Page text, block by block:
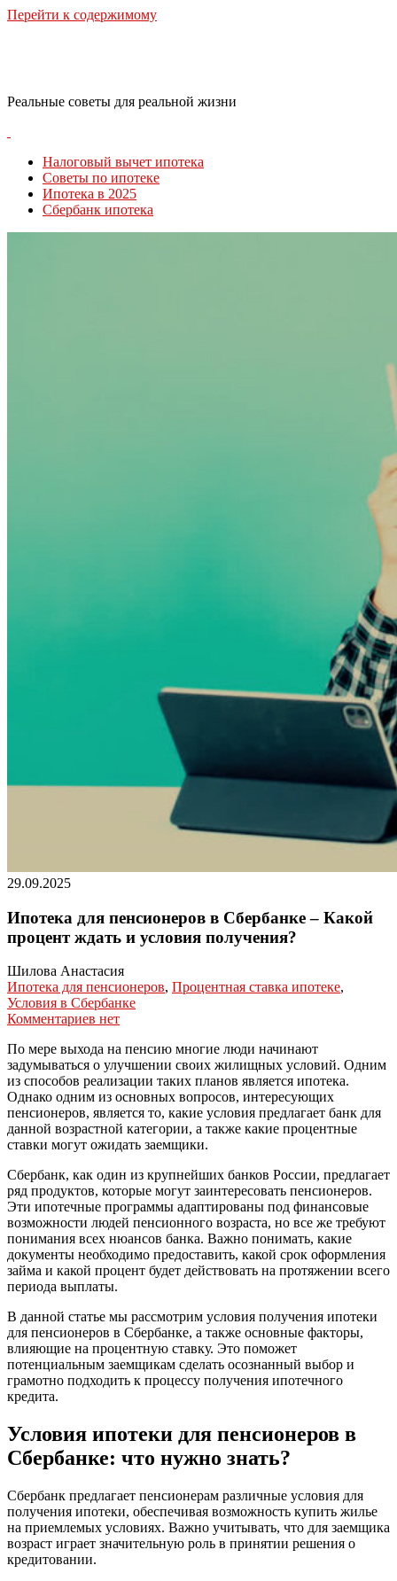
Перейти к содержимому
Реальные советы для реальной жизни
Налоговый вычет ипотека
Советы по ипотеке
Ипотека в 2025
Сбербанк ипотека
29.09.2025
Ипотека для пенсионеров в Сбербанке – Какой
процент ждать и условия получения?
Шилова Анастасия
Ипотека для пенсионеров, Процентная ставка ипотеке,
Условия в Сбербанке
Комментариев нет
По мере выхода на пенсию многие люди начинают
задумываться о улучшении своих жилищных условий. Одним
из способов реализации таких планов является ипотека.
Однако одним из основных вопросов, интересующих
пенсионеров, является то, какие условия предлагает банк для
данной возрастной категории, а также какие процентные
ставки могут ожидать заемщики.
Сбербанк, как один из крупнейших банков России, предлагает
ряд продуктов, которые могут заинтересовать пенсионеров.
Эти ипотечные программы адаптированы под финансовые
возможности людей пенсионного возраста, но все же требуют
понимания всех нюансов банка. Важно понимать, какие
документы необходимо предоставить, какой срок оформления
займа и какой процент будет действовать на протяжении всего
периода выплаты.
В данной статье мы рассмотрим условия получения ипотеки
для пенсионеров в Сбербанке, а также основные факторы,
влияющие на процентную ставку. Это поможет
потенциальным заемщикам сделать осознанный выбор и
грамотно подходить к процессу получения ипотечного
кредита.
Условия ипотеки для пенсионеров в
Сбербанке: что нужно знать?
Сбербанк предлагает пенсионерам различные условия для
получения ипотеки, обеспечивая возможность купить жилье
на приемлемых условиях. Важно учитывать, что для заемщика
возраст играет значительную роль в принятии решения о
кредитовании.